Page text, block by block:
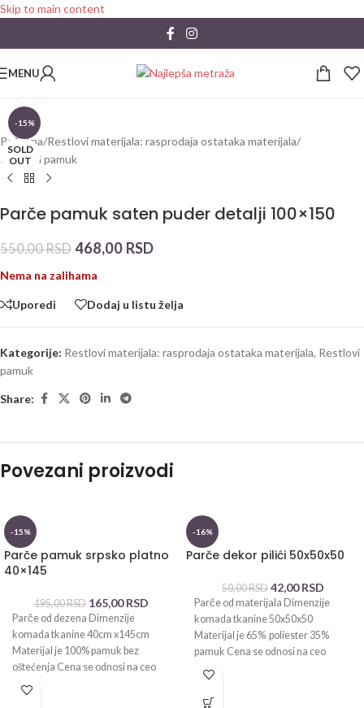
Skip to main content
MENU
-15%
SOLD
OUT
Click to enlarge
Početna/Restlovi materijala: rasprodaja ostataka materijala/
Restlovi pamuk
Parče pamuk saten puder detalji 100×150
550,00RSD 468,00 RSD
Nema na zalihama
Uporedi Dodaj u listu želja
Kategorije: Restlovi materijala: rasprodaja ostataka materijala, Restlovi
pamuk
Share:
Povezani proizvodi
-15%
Parče pamuk srpsko platno
40×145
195,00RSD 165,00RSD
Parče od dezena Dimenzije
komada tkanine 40cm x145cm
Materijal je 100% pamuk bez
oštećenja Cena se odnosi na ceo
komad
-16%
Parče dekor pilići 50x50x50
50,00RSD 42,00RSD
Parče od materijala Dimenzije
komada tkanine 50x50x50
Materijal je 65% poliester 35%
pamuk Cena se odnosi na ceo
komad i